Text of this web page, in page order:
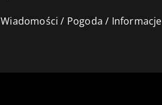
Wiadomości / Pogoda / Informacje